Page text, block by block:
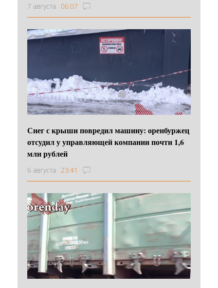
7 августа 06:07
Снег с крыши повредил машину: оренбуржец
отсудил у управляющей компании почти 1,6
млн рублей
6 августа 23:41